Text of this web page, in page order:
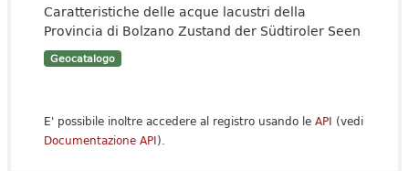
Caratteristiche delle acque lacustri della
Provincia di Bolzano Zustand der Südtiroler Seen
Geocatalogo
E' possibile inoltre accedere al registro usando le API (vedi
Documentazione API).